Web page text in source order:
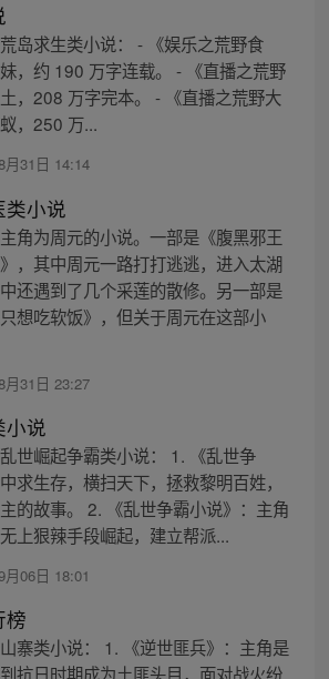
岛求生类小说： - 《娱乐之荒野食
，约 190 万字连载。 - 《直播之荒野
，208 万字完本。 - 《直播之荒野大
，250 万...
月31日 14:14
类小说
角为周元的小说。一部是《腹黑邪王
，其中周元一路打打逃逃，进入太湖
还遇到了几个采莲的散修。另一部是
想吃软饭》，但关于周元在这部小
月31日 23:27
小说
世崛起争霸类小说： 1. 《乱世争
求生存，横扫天下，拯救黎明百姓，
的故事。 2. 《乱世争霸小说》：主角
上狠辣手段崛起，建立帮派...
月06日 18:01
榜
寨类小说： 1. 《逆世匪兵》：主角是
抗日时期成为土匪头目，面对战火纷